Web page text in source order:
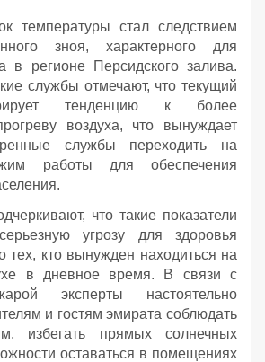
температуры стал следствием
зноя, характерного для
в регионе Персидского залива.
службы отмечают, что текущий
тенденцию к более
воздуха, что вынуждает
службы переходить на
работы для обеспечения
что такие показатели
угрозу для здоровья
тех, кто вынужден находиться на
в дневное время. В связи с
эксперты настоятельно
и гостям эмирата соблюдать
избегать прямых солнечных
оставаться в помещениях